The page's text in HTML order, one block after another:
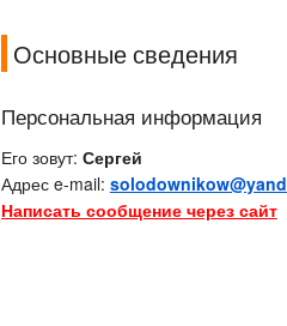
Основные сведения
Персональная информация
Его зовут: Сергей
Адрес e-mail:
Написать сообщение через сайт